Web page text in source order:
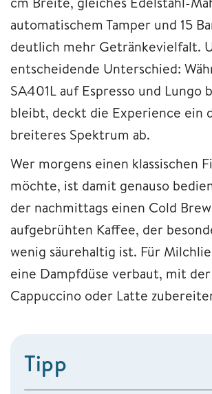
automatischem Tamper und 15
deutlich mehr Getränkevielfalt.
entscheidende Unterschied:
SA401L auf Espresso und Lungo
bleibt, deckt die Experience ein
breiteres Spektrum ab.
Wer morgens einen klassischen
möchte, ist damit genauso
der nachmittags einen Cold
aufgebrühten Kaffee, der
wenig säurehaltig ist. Für
eine Dampfdüse verbaut, mit
Cappuccino oder Latte
Tipp